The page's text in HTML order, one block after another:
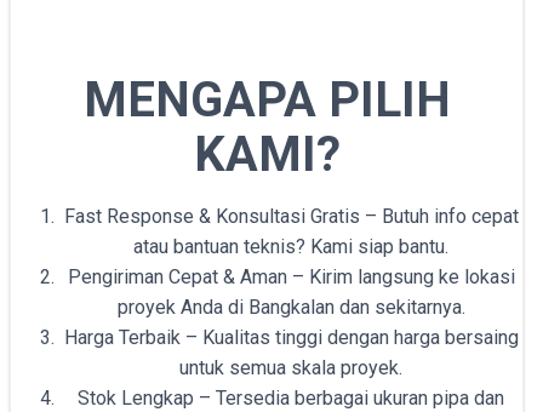
MENGAPA PILIH
KAMI?
Fast Response & Konsultasi Gratis – Butuh info cepat
atau bantuan teknis? Kami siap bantu.
Pengiriman Cepat & Aman – Kirim langsung ke lokasi
proyek Anda di Bangkalan dan sekitarnya.
Harga Terbaik – Kualitas tinggi dengan harga bersaing
untuk semua skala proyek.
Stok Lengkap – Tersedia berbagai ukuran pipa dan